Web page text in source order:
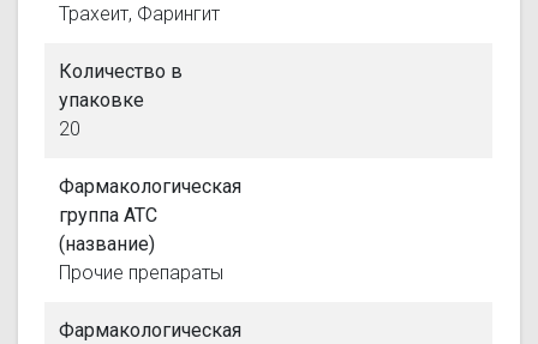
Трахеит, Фарингит
Количество в
упаковке
20
Фармакологическая
группа АТС
(название)
Прочие препараты
Фармакологическая